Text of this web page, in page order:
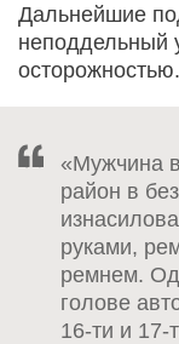
Дальнейшие
неподдельный
осторожностью.
«Мужчина
район в
руками,
ремнем.
голове
16-ти и 17-